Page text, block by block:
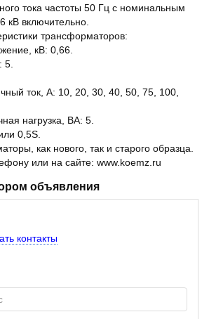
тока частоты 50 Гц с номинальным
кВ включительно.
трансформаторов:
кВ: 0,66.
5.
ток, А: 10, 20, 30, 40, 50, 75, 100,
нагрузка, ВА: 5.
0,5S.
как нового, так и старого образца.
или на сайте: www.koemz.ru
объявления
контакты